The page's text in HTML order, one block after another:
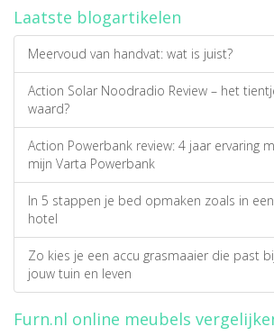
Laatste blogartikelen
Meervoud van handvat: wat is juist?
Action Solar Noodradio Review – het
waard?
Action Powerbank review: 4 jaar ervaring
mijn Varta Powerbank
In 5 stappen je bed opmaken zoals in een
hotel
Zo kies je een accu grasmaaier die past
jouw tuin en leven
Furn.nl online meubels